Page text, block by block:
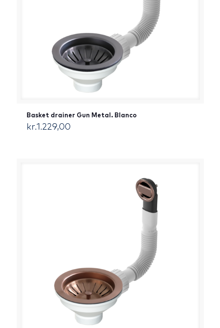
Basket drainer Gun Metal. Blanco
kr.1.229,00